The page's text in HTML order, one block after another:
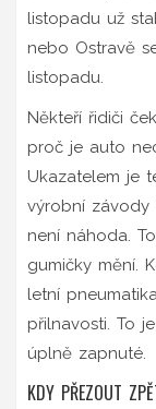
listopadu už
nebo Ostravě
listopadu.
Někteří řidiči
proč je auto
Ukazatelem je
výrobní závody
není náhoda.
gumičky mění.
letní
přilnavosti. To
úplně zapnuté.
KDY PŘEZOUT